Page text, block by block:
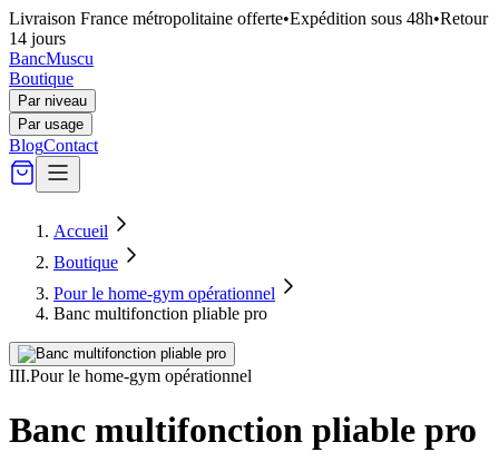
Livraison France métropolitaine offerte•Expédition sous 48h•Retour
14 jours
BancMuscu
Boutique
Par niveau
Par usage
BlogContact
Accueil
Boutique
Pour le home-gym opérationnel
Banc multifonction pliable pro
III.Pour le home-gym opérationnel
Banc multifonction pliable pro